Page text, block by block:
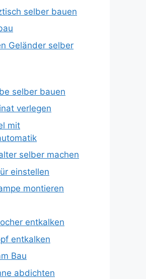
selber bauen
Geländer selber
selber bauen
verlegen
mit
selber machen
einstellen
montieren
entkalken
entkalken
Bau
abdichten